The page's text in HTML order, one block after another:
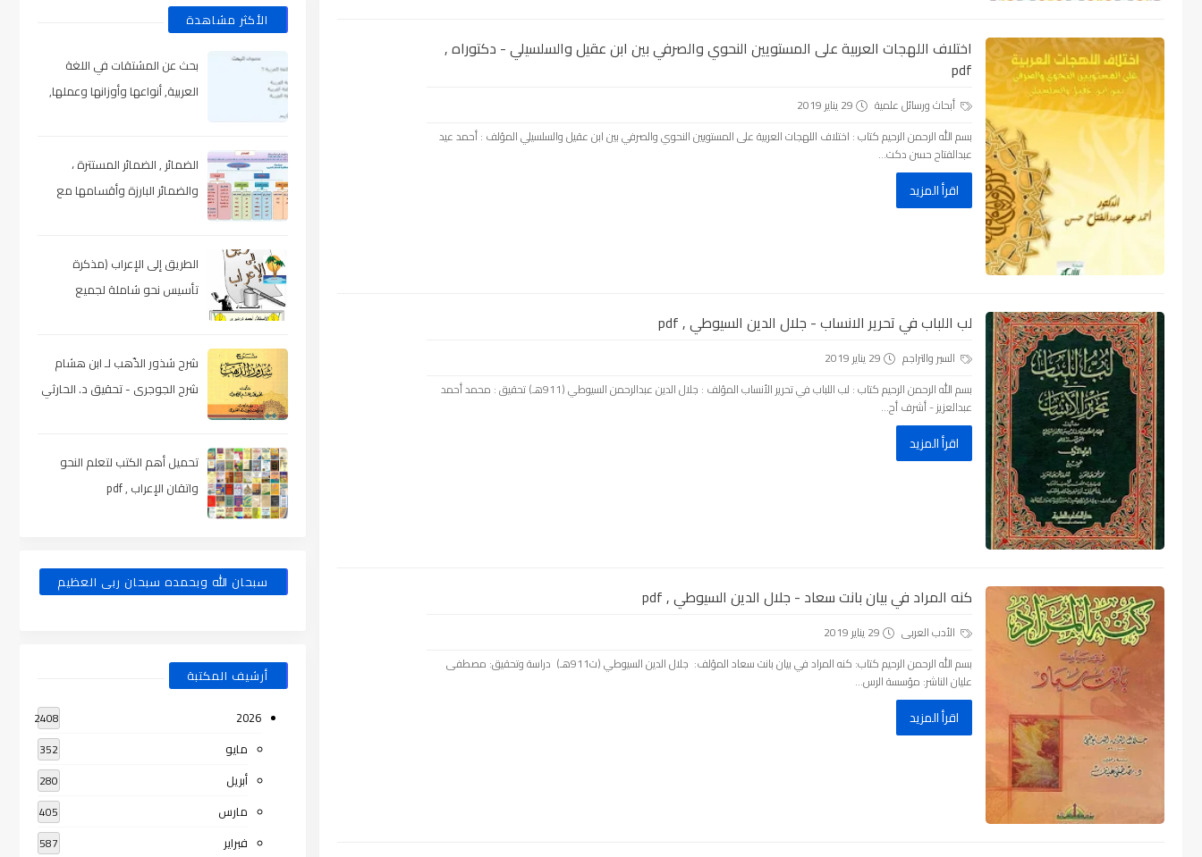
اختلاف اللهجات العربية على المستويين النحوي والصرفي بين ابن عقيل والسلسيلي - دكتوراه ,
pdf
أبحاث ورسائل علمية
29 يناير 2019
بسم الله الرحمن الرحيم كتاب : اختلاف اللهجات العربية على المستويين النحوي والصرفي بين ابن عقيل والسلسيلي المؤلف : أحمد عيد
عبدالفتاح حسن دكت...
اقرأ المزيد
لب اللباب في تحرير الانساب - جلال الدين السيوطي , pdf
السير والتراجم
29 يناير 2019
بسم الله الرحمن الرحيم كتاب : لب اللباب في تحرير الأنساب المؤلف : جلال الدين عبدالرحمن السيوطي (911هـ) تحقيق : محمد أحمد
عبدالعزيز - أشرف أح...
اقرأ المزيد
كنه المراد في بيان بانت سعاد - جلال الدين السيوطي , pdf
الأدب العربى
29 يناير 2019
بسم الله الرحمن الرحيم كتاب: كنه المراد في بيان بانت سعاد المؤلف: جلال الدين السيوطي (ت911هـ) دراسة وتحقيق: مصطفى
عليان الناشر: مؤسسة الرس...
اقرأ المزيد
الأكثر مشاهدة
بحث عن المشتقات في اللغة
العربية, أنواعها وأوزانها وعملها,
الضمائر , الضمائر المستترة ،
والضمائر البارزة وأقسامها مع
الطريق إلى الإعراب (مذكرة
تأسيس نحو شاملة لجميع
شرح شذور الذّهب لـ ابن هشام
شرح الجوجرى - تحقيق د. الحارثي
تحميل أهم الكتب لتعلم النحو
واتقان الإعراب , pdf
سبحان الله وبحمده سبحان ربى العظيم
أرشيف المكتبة
2026
2408
مايو 352
أبريل 280
مارس 405
فبراير 587